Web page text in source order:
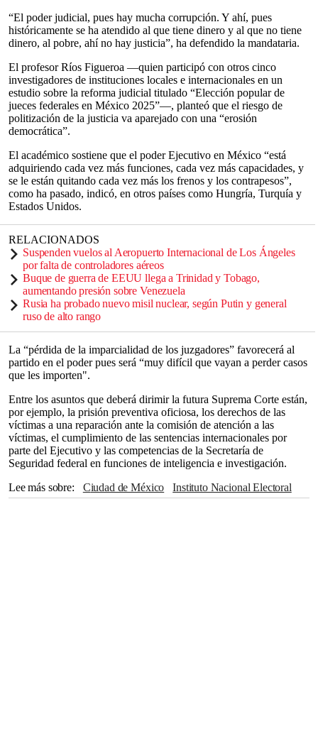
“El poder judicial, pues hay mucha corrupción. Y ahí, pues
históricamente se ha atendido al que tiene dinero y al que no tiene
dinero, al pobre, ahí no hay justicia”, ha defendido la mandataria.
El profesor Ríos Figueroa —quien participó con otros cinco
investigadores de instituciones locales e internacionales en un
estudio sobre la reforma judicial titulado “Elección popular de
jueces federales en México 2025”—, planteó que el riesgo de
politización de la justicia va aparejado con una “erosión
democrática”.
El académico sostiene que el poder Ejecutivo en México “está
adquiriendo cada vez más funciones, cada vez más capacidades, y
se le están quitando cada vez más los frenos y los contrapesos”,
como ha pasado, indicó, en otros países como Hungría, Turquía y
Estados Unidos.
RELACIONADOS
Suspenden vuelos al Aeropuerto Internacional de Los Ángeles
por falta de controladores aéreos
Buque de guerra de EEUU llega a Trinidad y Tobago,
aumentando presión sobre Venezuela
Rusia ha probado nuevo misil nuclear, según Putin y general
ruso de alto rango
La “pérdida de la imparcialidad de los juzgadores” favorecerá al
partido en el poder pues será “muy difícil que vayan a perder casos
que les importen".
Entre los asuntos que deberá dirimir la futura Suprema Corte están,
por ejemplo, la prisión preventiva oficiosa, los derechos de las
víctimas a una reparación ante la comisión de atención a las
víctimas, el cumplimiento de las sentencias internacionales por
parte del Ejecutivo y las competencias de la Secretaría de
Seguridad federal en funciones de inteligencia e investigación.
Lee más sobre
Ciudad de México
Instituto Nacional Electoral